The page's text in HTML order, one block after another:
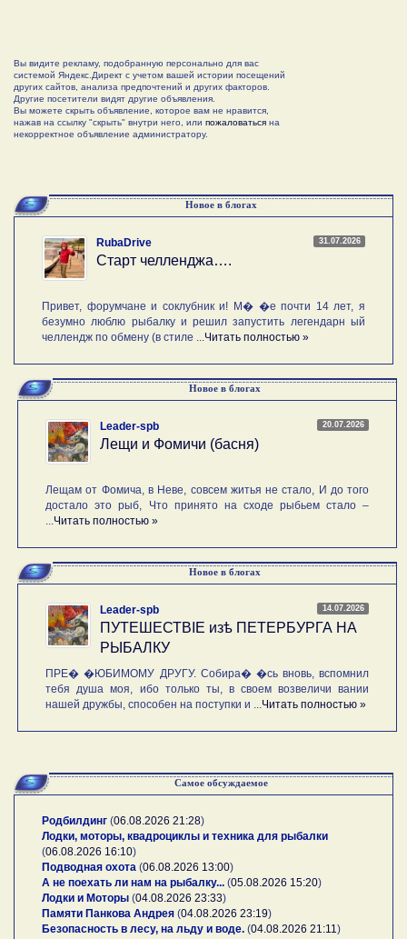
Вы видите рекламу, подобранную персонально для вас
системой Яндекс.Директ с учетом вашей истории посещений
других сайтов, анализа предпочтений и других факторов.
Другие посетители видят другие объявления.
Вы можете скрыть объявление, которое вам не нравится,
нажав на ссылку "скрыть" внутри него, или пожаловаться на
некорректное объявление администратору.
Новое в блогах
31.07.2026
RubaDrive
Старт челленджа….
Привет, форумчане и соклубник и! М� �е почти 14 лет, я
безумно люблю рыбалку и решил запустить легендарн ый
челлендж по обмену (в стиле ... Читать полностью »
Новое в блогах
20.07.2026
Leader-spb
Лещи и Фомичи (басня)
Лещам от Фомича, в Неве, совсем житья не стало, И до того
достало это рыб, Что принято на сходе рыбьем стало –
Читать полностью »
Новое в блогах
14.07.2026
Leader-spb
ПУТЕШЕСТВIE изѣ ПЕТЕРБУРГА НА
РЫБАЛКУ
ПРЕ� �ЮБИМОМУ ДРУГУ. Собира� �сь вновь, вспомнил
тебя душа моя, ибо только ты, в своем возвеличи вании
нашей дружбы, способен на поступки и ... Читать полностью »
Самое обсуждаемое
Родбилдинг (06.08.2026 21:28)
Лодки, моторы, квадроциклы и техника для рыбалки
(06.08.2026 16:10)
Подводная охота (06.08.2026 13:00)
А не поехать ли нам на рыбалку... (05.08.2026 15:20)
Лодки и Моторы (04.08.2026 23:33)
Памяти Панкова Андрея (04.08.2026 23:19)
Безопасность в лесу, на льду и воде. (04.08.2026 21:11 )